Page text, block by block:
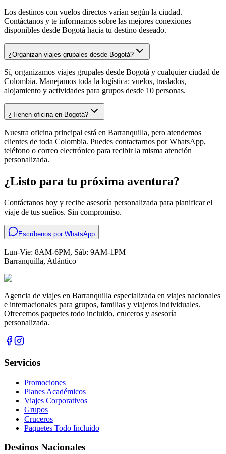
Los destinos con vuelos directos varían según la ciudad.
Contáctanos y te informamos sobre las mejores conexiones
disponibles desde Bogotá hacia tu destino deseado.
¿Organizan viajes grupales desde Bogotá?
Sí, organizamos viajes grupales desde Bogotá y cualquier ciudad de
Colombia. Manejamos toda la logística: vuelos, traslados,
alojamiento y actividades para grupos desde 10 personas.
¿Tienen oficina en Bogotá?
Nuestra oficina principal está en Barranquilla, pero atendemos
clientes de toda Colombia. Puedes contactarnos por WhatsApp,
teléfono o correo electrónico para recibir la misma atención
personalizada.
¿Listo para tu próxima aventura?
Contáctanos hoy y recibe asesoría personalizada para planificar el
viaje de tus sueños. Sin compromiso.
Escríbenos por WhatsApp
Lun-Vie: 8AM-6PM, Sáb: 9AM-1PM
Barranquilla, Atlántico
Agencia de viajes en Barranquilla especializada en viajes nacionales
e internacionales para grupos, familias y viajeros individuales.
Ofrecemos paquetes todo incluido, cruceros y asesoría
personalizada.
Servicios
Promociones
Planes Académicos
Viajes Corporativos
Grupos
Cruceros
Paquetes Todo Incluido
Destinos Nacionales